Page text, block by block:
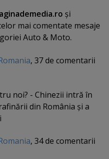
şi
mai comentate mesaje
Auto & Moto.
, 37 de comentarii
noi? - Chinezii intră în
din România şi a
, 34 de comentarii